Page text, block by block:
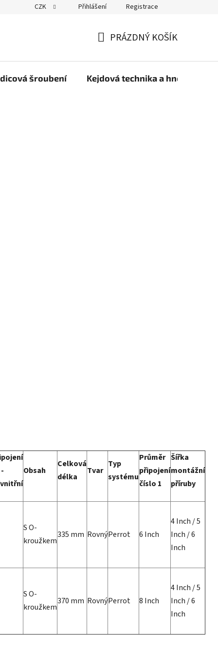
CZK Přihlášení Registrace
KOŠÍK
PRÁZDNÝ KOŠÍK
šroubení Kejdová technika a hnojiva
Obsah
Celková
délka
Tvar
Typ
systému
Průměr
připojení
číslo 1
Šířka
montážní
příruby
S O-
kroužkem
335 mm RovnýPerrot 6 Inch
4 Inch / 5
Inch / 6
Inch
S O-
kroužkem
370 mm RovnýPerrot 8 Inch
4 Inch / 5
Inch / 6
Inch